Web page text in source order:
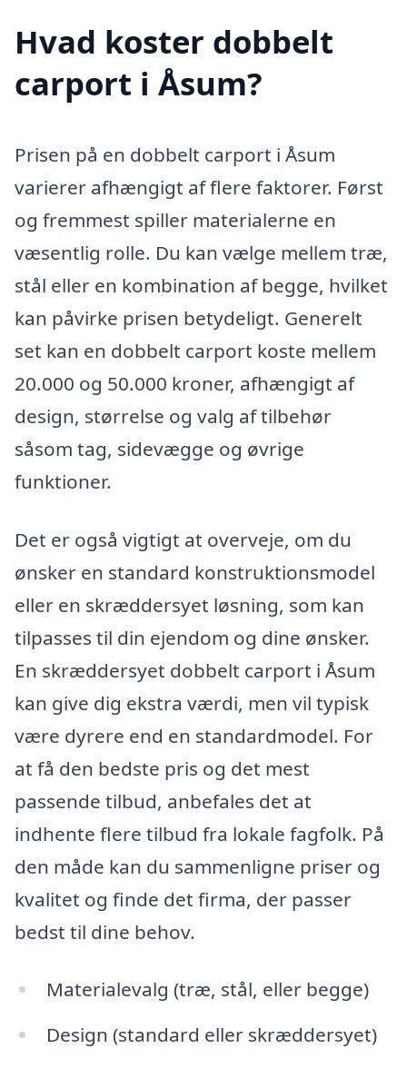
Hvad koster dobbelt
carport i Åsum?
Prisen på en dobbelt carport i Åsum
varierer afhængigt af flere faktorer. Først
og fremmest spiller materialerne en
væsentlig rolle. Du kan vælge mellem træ,
stål eller en kombination af begge, hvilket
kan påvirke prisen betydeligt. Generelt
set kan en dobbelt carport koste mellem
20.000 og 50.000 kroner, afhængigt af
design, størrelse og valg af tilbehør
såsom tag, sidevægge og øvrige
funktioner.
Det er også vigtigt at overveje, om du
ønsker en standard konstruktionsmodel
eller en skræddersyet løsning, som kan
tilpasses til din ejendom og dine ønsker.
En skræddersyet dobbelt carport i Åsum
kan give dig ekstra værdi, men vil typisk
være dyrere end en standardmodel. For
at få den bedste pris og det mest
passende tilbud, anbefales det at
indhente flere tilbud fra lokale fagfolk. På
den måde kan du sammenligne priser og
kvalitet og finde det firma, der passer
bedst til dine behov.
Materialevalg (træ, stål, eller begge)
Design (standard eller skræddersyet)